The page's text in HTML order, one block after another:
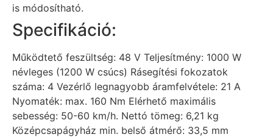
is módosítható.
Specifikáció:
Működtető feszültség: 48 V Teljesítmény: 1000 W
névleges (1200 W csúcs) Rásegítési fokozatok
száma: 4 Vezérlő legnagyobb áramfelvétele: 21 A
Nyomaték: max. 160 Nm Elérhető maximális
sebesség: 50-60 km/h. Nettó tömeg: 6,21 kg
Középcsapágyház min. belső átmérő: 33,5 mm